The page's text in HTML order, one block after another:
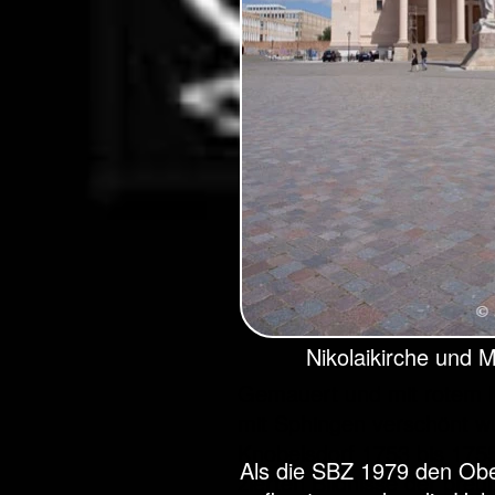
Nikolaikirche und
zierten Bildnisse der
Als die SBZ 1979 den